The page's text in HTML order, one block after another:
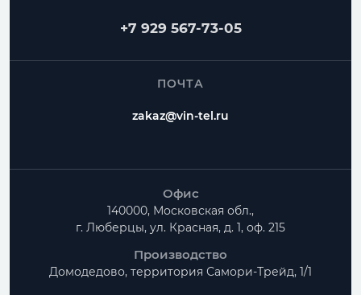
+7 929 567-73-05
ПОЧТА
zakaz@vin-tel.ru
Офис
140000, Московская обл.,
г. Люберцы, ул. Красная, д. 1, оф. 215
Производство
Домодедово, территория Самори-Трейд, 1/1